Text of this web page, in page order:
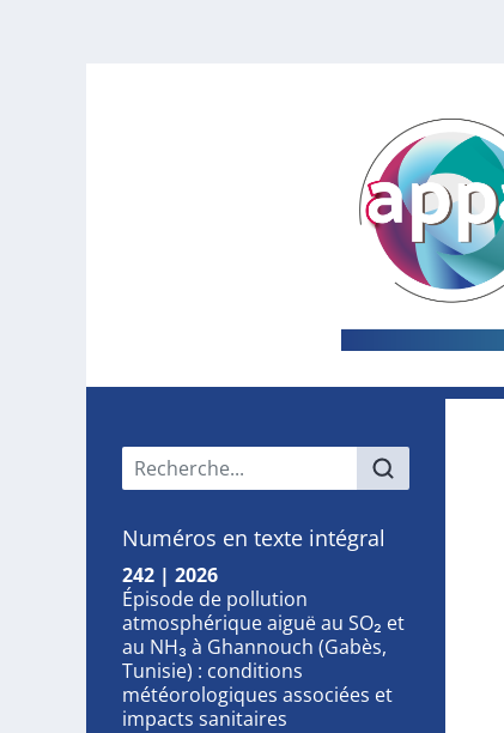
Menu principal
Numéros en texte intégral
242 | 2026
Épisode de pollution
atmosphérique aiguë au SO₂ et
au NH₃ à Ghannouch (Gabès,
Tunisie) : conditions
météorologiques associées et
impacts sanitaires